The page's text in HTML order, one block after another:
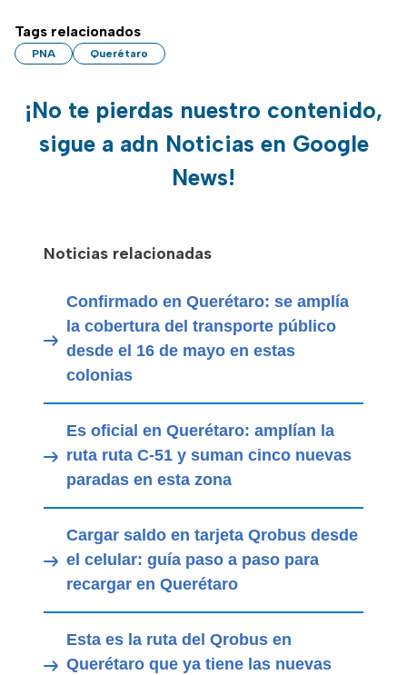
Tags relacionados
PNA Querétaro
¡No te pierdas nuestro contenido,
sigue a adn Noticias en Google
News!
Noticias relacionadas
Confirmado en Querétaro: se amplía
la cobertura del transporte público
desde el 16 de mayo en estas
colonias
Es oficial en Querétaro: amplían la
ruta ruta C-51 y suman cinco nuevas
paradas en esta zona
Cargar saldo en tarjeta Qrobus desde
el celular: guía paso a paso para
recargar en Querétaro
Esta es la ruta del Qrobus en
Querétaro que ya tiene las nuevas